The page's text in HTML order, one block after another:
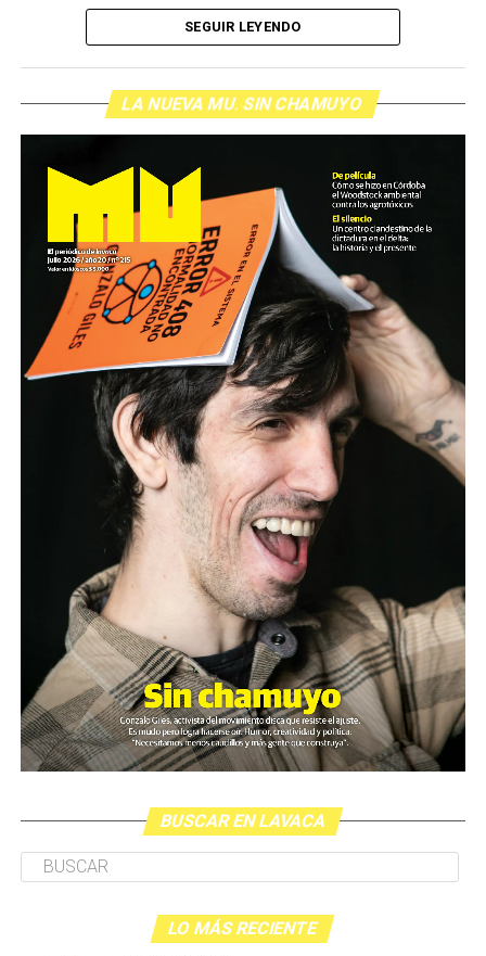
de cabecera Hugo López va a dar una definición
inolvidable sobre los normales y los anormales. Como
siempre, Pablo Marchetti que llega con música y con El
grito pelado.(Escuchá el programa completo)
Descargar los archivos de audio:Bloque 1/Bloque 2
Foto: Nacho Yuchark
Descargar el programa
La reproducción de este programa es libre. Sólo tenés
que mandar un mail a
infolavaca@yahoo.com.arpara
emitir todos los programas de Decí MU
SEGUIR LEYENDO
LA NUEVA MU. SIN CHAMUYO
BUSCAR EN LAVACA
LO MÁS RECIENTE